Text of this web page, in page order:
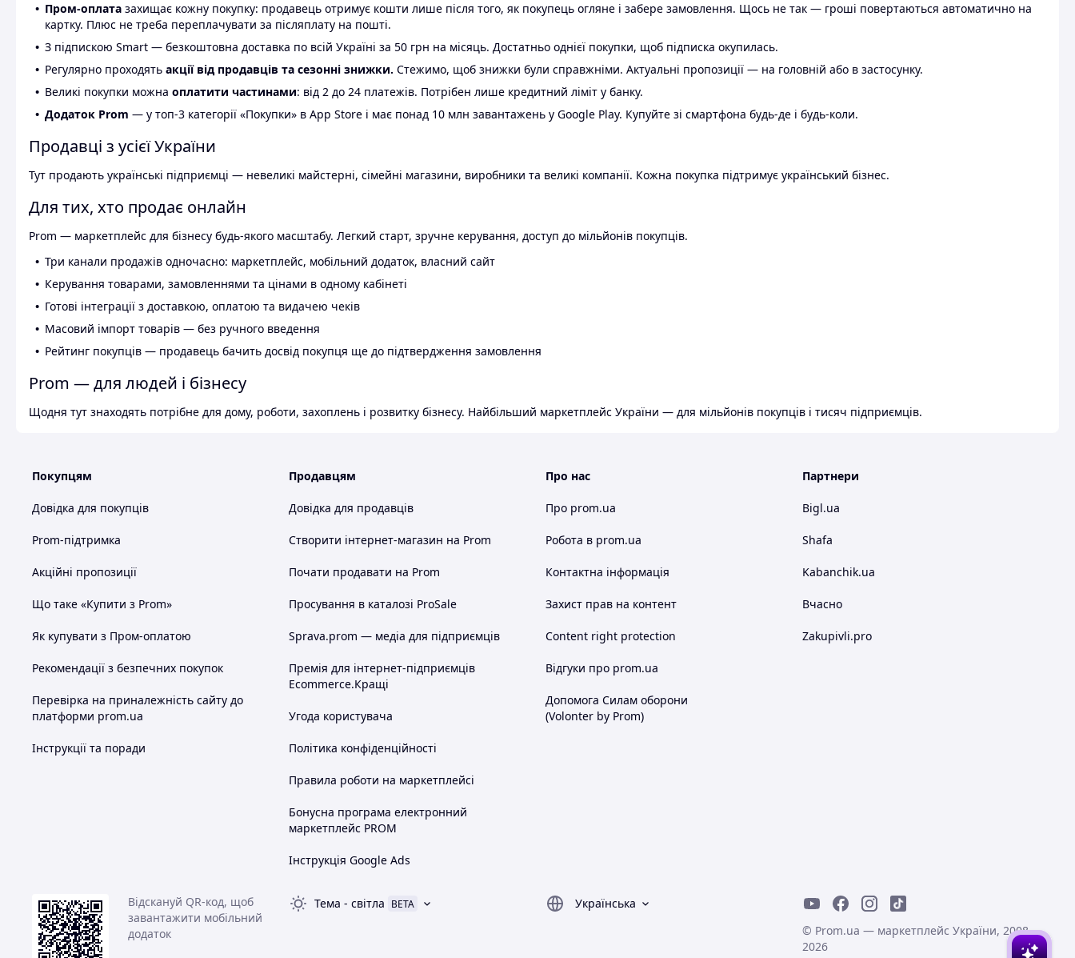
Пром-оплата захищає кожну покупку: продавець отримує кошти лише після того, як покупець огляне і забере замовлення. Щось не так — гроші повертаються автоматично на
картку. Плюс не треба переплачувати за післяплату на пошті.
З підпискою Smart — безкоштовна доставка по всій Україні за 50 грн на місяць. Достатньо однієї покупки, щоб підписка окупилась.
Регулярно проходять акції від продавців та сезонні знижки. Стежимо, щоб знижки були справжніми. Актуальні пропозиції — на головній або в застосунку.
Великі покупки можна оплатити частинами: від 2 до 24 платежів. Потрібен лише кредитний ліміт у банку.
Додаток Prom — у топ-3 категорії «Покупки» в App Store і має понад 10 млн завантажень у Google Play. Купуйте зі смартфона будь-де і будь-коли.
Продавці з усієї України
Тут продають українські підприємці — невеликі майстерні, сімейні магазини, виробники та великі компанії. Кожна покупка підтримує український бізнес.
Для тих, хто продає онлайн
Prom — маркетплейс для бізнесу будь-якого масштабу. Легкий старт, зручне керування, доступ до мільйонів покупців.
Три канали продажів одночасно: маркетплейс, мобільний додаток, власний сайт
Керування товарами, замовленнями та цінами в одному кабінеті
Готові інтеграції з доставкою, оплатою та видачею чеків
Масовий імпорт товарів — без ручного введення
Рейтинг покупців — продавець бачить досвід покупця ще до підтвердження замовлення
Prom — для людей і бізнесу
Щодня тут знаходять потрібне для дому, роботи, захоплень і розвитку бізнесу. Найбільший маркетплейс України — для мільйонів покупців і тисяч підприємців.
Покупцям
Довідка для покупців
Prom-підтримка
Акційні пропозиції
Що таке «Купити з Prom»
Як купувати з Пром-оплатою
Рекомендації з безпечних покупок
Перевірка на приналежність сайту до
платформи prom.ua
Інструкції та поради
Продавцям
Довідка для продавців
Створити інтернет-магазин на Prom
Почати продавати на Prom
Просування в каталозі ProSale
Sprava.prom — медіа для підприємців
Премія для інтернет-підприємців
Ecommerce.Кращі
Угода користувача
Політика конфіденційності
Правила роботи на маркетплейсі
Бонусна програма електронний
маркетплейс PROM
Інструкція Google Ads
Про нас
Про prom.ua
Робота в prom.ua
Контактна інформація
Захист прав на контент
Content right protection
Відгуки про prom.ua
Допомога Силам оборони
(Volonter by Prom)
Партнери
Bigl.ua
Shafa
Kabanchik.ua
Вчасно
Zakupivli.pro
Відскануй QR-код, щоб
завантажити мобільний
додаток
Тема - світла BETA
Українська
© Prom.ua — маркетплейс України, 2008-
2026